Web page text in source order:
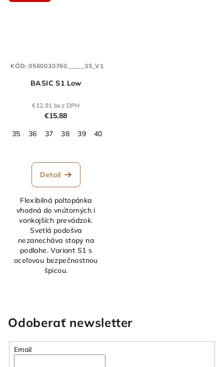
BASIC S1 Low
€12,91 bez DPH
€15,88
35
36 37 38 39 40
Detail
Flexibilná poltopánka
vhodná do vnútorných i
vonkajších prevádzok.
Svetlá podošva
nezanecháva stopy na
podlahe. Variant S1 s
oceľovou bezpečnostnou
špicou.
KÓD: 0560030760_____35_V1
Odoberať newsletter
Email